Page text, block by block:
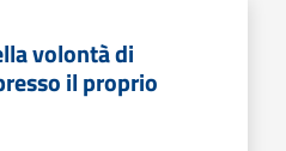
volontà di
il proprio